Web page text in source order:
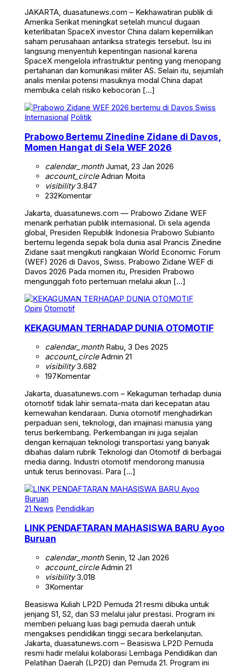
JAKARTA, duasatunews.com – Kekhawatiran publik di
Amerika Serikat meningkat setelah muncul dugaan
keterlibatan SpaceX investor China dalam kepemilikan
saham perusahaan antariksa strategis tersebut. Isu ini
langsung menyentuh kepentingan nasional karena
SpaceX mengelola infrastruktur penting yang menopang
pertahanan dan komunikasi militer AS. Selain itu, sejumlah
analis menilai potensi masuknya modal China dapat
membuka celah risiko kebocoran […]
Internasional Politik
Prabowo Bertemu Zinedine Zidane di Davos,
Momen Hangat di Sela WEF 2026
calendar_monthJumat, 23 Jan 2026
account_circleAdrian Moita
visibility3.847
232Komentar
Jakarta, duasatunews.com — Prabowo Zidane WEF
menarik perhatian publik internasional. Di sela agenda
global, Presiden Republik Indonesia Prabowo Subianto
bertemu legenda sepak bola dunia asal Prancis Zinedine
Zidane saat mengikuti rangkaian World Economic Forum
(WEF) 2026 di Davos, Swiss. Prabowo Zidane WEF di
Davos 2026 Pada momen itu, Presiden Prabowo
mengunggah foto pertemuan melalui akun […]
Opini Otomotif
KEKAGUMAN TERHADAP DUNIA OTOMOTIF
calendar_monthRabu, 3 Des 2025
account_circleAdmin 21
visibility3.682
197Komentar
Jakarta, duasatunews.com – Kekaguman terhadap dunia
otomotif tidak lahir semata-mata dari kecepatan atau
kemewahan kendaraan. Dunia otomotif menghadirkan
perpaduan seni, teknologi, dan imajinasi manusia yang
terus berkembang. Perkembangan ini juga sejalan
dengan kemajuan teknologi transportasi yang banyak
dibahas dalam rubrik Teknologi dan Otomotif di berbagai
media daring. Industri otomotif mendorong manusia
untuk terus berinovasi. Para […]
21 News Pendidikan
LINK PENDAFTARAN MAHASISWA BARU Ayoo
Buruan
calendar_monthSenin, 12 Jan 2026
account_circleAdmin 21
visibility3.018
3Komentar
Beasiswa Kuliah LP2D Pemuda 21 resmi dibuka untuk
jenjang S1, S2, dan S3 melalui jalur prestasi. Program ini
memberi peluang luas bagi pemuda daerah untuk
mengakses pendidikan tinggi secara berkelanjutan.
Jakarta, duasatunews.com – Beasiswa LP2D Pemuda
resmi hadir melalui kolaborasi Lembaga Pendidikan dan
Pelatihan Daerah (LP2D) dan Pemuda 21. Program ini